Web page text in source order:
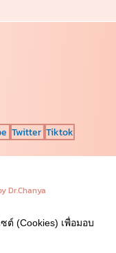
Twitter Tiktok
Dr.Chanya
ต์ (Cookies) เพื่อมอบ